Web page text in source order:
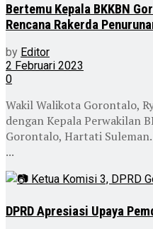
Bertemu Kepala BKKBN
Rencana Rakerda
by Editor
2 Februari 2023
0
Wakil Walikota Gorontalo,
dengan Kepala Perwakilan
Gorontalo, Hartati
...
DPRD Apresiasi Upaya